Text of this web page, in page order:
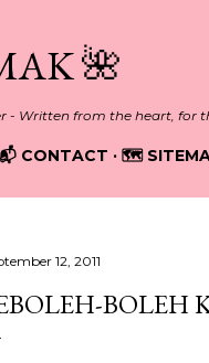
🌺
- Written from the heart, for
CONTACT 🗺️
12, 2011
BOLEH